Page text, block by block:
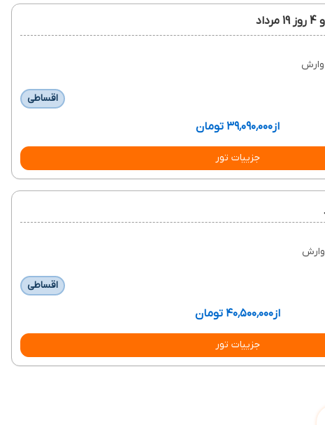
وارش
اقساطی
از۳۹٬۰۹۰٬۰۰۰ تومان
جزییات تور
وارش
اقساطی
از۴۰٬۵۰۰٬۰۰۰ تومان
جزییات تور